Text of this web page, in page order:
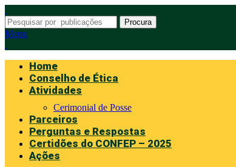
Procura
Menu
Home
Conselho de Ética
Atividades
Cerimonial de Posse
Parceiros
Perguntas e Respostas
Certidões do CONFEP – 2025
Ações